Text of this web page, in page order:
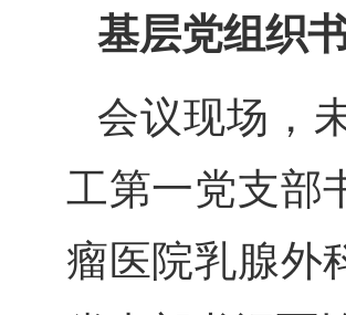
基层党组织
会议现场，
工第一党支部
瘤医院乳腺外